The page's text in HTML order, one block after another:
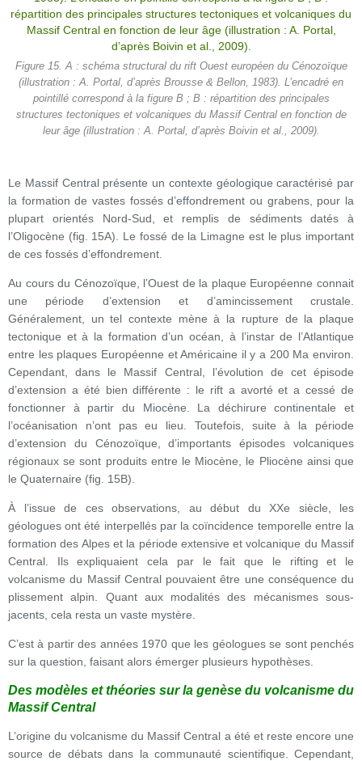
Figure 15. A : schéma structural du rift Ouest européen du Cénozoïque
(illustration : A. Portal, d’après Brousse & Bellon, 1983). L’encadré en
pointillé correspond à la figure B ; B : répartition des principales
structures tectoniques et volcaniques du Massif Central en fonction de
leur âge (illustration : A. Portal, d’après Boivin et al., 2009).
Le Massif Central présente un contexte géologique caractérisé par
la formation de vastes fossés d’effondrement ou grabens, pour la
plupart orientés Nord-Sud, et remplis de sédiments datés à
l’Oligocène (fig. 15A). Le fossé de la Limagne est le plus important
de ces fossés d’effondrement.
Au cours du Cénozoïque, l’Ouest de la plaque Européenne connait
une période d’extension et d’amincissement crustale.
Généralement, un tel contexte mène à la rupture de la plaque
tectonique et à la formation d’un océan, à l’instar de l’Atlantique
entre les plaques Européenne et Américaine il y a 200 Ma environ.
Cependant, dans le Massif Central, l’évolution de cet épisode
d’extension a été bien différente : le rift a avorté et a cessé de
fonctionner à partir du Miocène. La déchirure continentale et
l’océanisation n’ont pas eu lieu. Toutefois, suite à la période
d’extension du Cénozoïque, d’importants épisodes volcaniques
régionaux se sont produits entre le Miocène, le Pliocène ainsi que
le Quaternaire (fig. 15B).
À l’issue de ces observations, au début du XXe siècle, les
géologues ont été interpellés par la coïncidence temporelle entre la
formation des Alpes et la période extensive et volcanique du Massif
Central. Ils expliquaient cela par le fait que le rifting et le
volcanisme du Massif Central pouvaient être une conséquence du
plissement alpin. Quant aux modalités des mécanismes sous-
jacents, cela resta un vaste mystère.
C’est à partir des années 1970 que les géologues se sont penchés
sur la question, faisant alors émerger plusieurs hypothèses.
Des modèles et théories sur la genèse du volcanisme du
Massif Central
L’origine du volcanisme du Massif Central a été et reste encore une
source de débats dans la communauté scientifique. Cependant,